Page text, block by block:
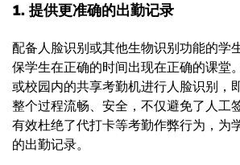
1. 提供更准确的出勤记录
配备人脸识别或其他生物识别功能的学
保学生在正确的时间出现在正确的课堂
或校园内的共享考勤机进行人脸识别，
整个过程流畅、安全，不仅避免了人工
有效杜绝了代打卡等考勤作弊行为，为
的出勤记录。